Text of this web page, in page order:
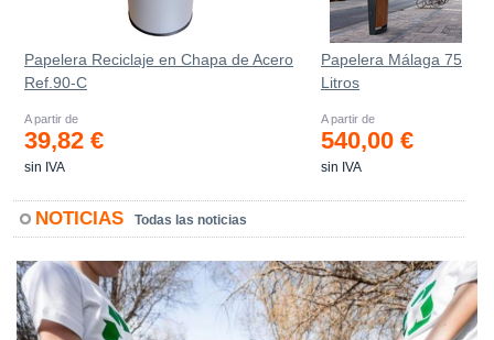
Papelera Reciclaje en Chapa de Acero
Ref.90-C
A partir de
39,82 €
sin IVA
Papelera Málaga 75
Litros
A partir de
540,00 €
sin IVA
NOTICIAS Todas las noticias